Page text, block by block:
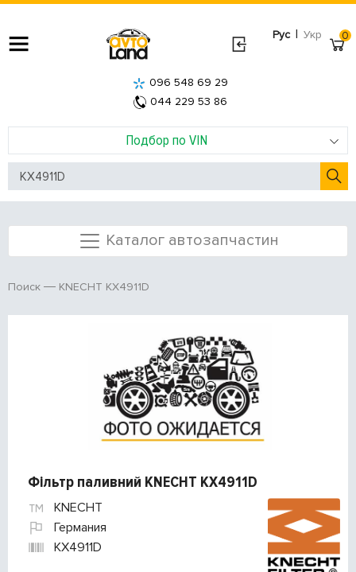
Рус | Укр
Подбор по VIN
096 548 69 29
044 229 53 86
0
Каталог автозапчастин
Поиск KNECHT KX4911D
Фільтр паливний KNECHT KX4911D
KNECHT
Германия
KX4911D